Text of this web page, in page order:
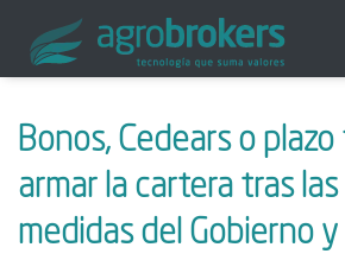
Bonos, Cedears o plazo
armar la cartera tras
medidas del Gobierno